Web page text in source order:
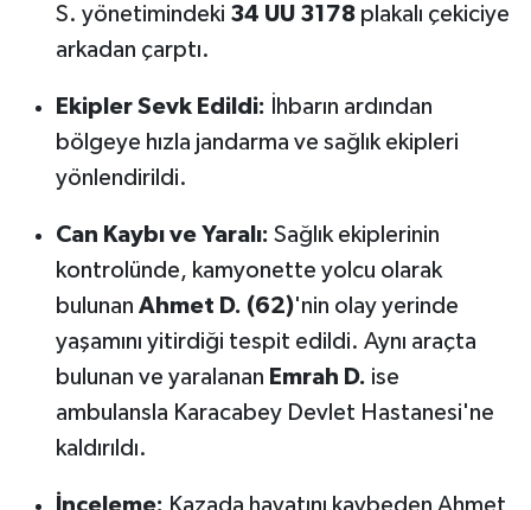
S. yönetimindeki 34 UU 3178plakalı çekiciye
arkadan çarptı.
Ekipler Sevk Edildi: İhbarın ardından
bölgeye hızla jandarma ve sağlık ekipleri
yönlendirildi.
Can Kaybı ve Yaralı: Sağlık ekiplerinin
kontrolünde, kamyonette yolcu olarak
bulunan Ahmet D. (62)'nin olay yerinde
yaşamını yitirdiği tespit edildi. Aynı araçta
bulunan ve yaralanan Emrah D. ise
ambulansla Karacabey Devlet Hastanesi'ne
kaldırıldı.
İnceleme: Kazada hayatını kaybeden Ahmet
Manyas
OLAY
OTOMOTİV
SAĞLIK
Savaştepe
SEYAHAT
SİYASET